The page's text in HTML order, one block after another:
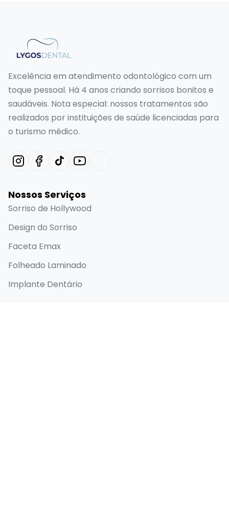
Excelência em atendimento odontológico com um
toque pessoal. Há 4 anos criando sorrisos bonitos e
saudáveis. Nota especial: nossos tratamentos são
realizados por instituições de saúde licenciadas para
o turismo médico.
Nossos Serviços
Sorriso de Hollywood
Design do Sorriso
Faceta Emax
Folheado Laminado
Implante Dentário